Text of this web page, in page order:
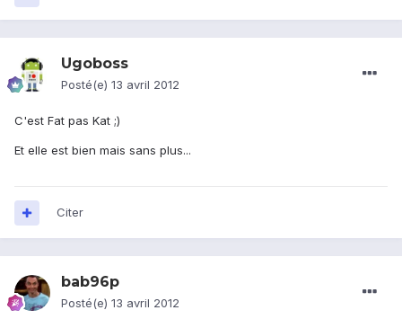
Ugoboss
Posté(e) 13 avril 2012
C'est Fat pas Kat ;)
Et elle est bien mais sans plus...
Citer
bab96p
Posté(e) 13 avril 2012